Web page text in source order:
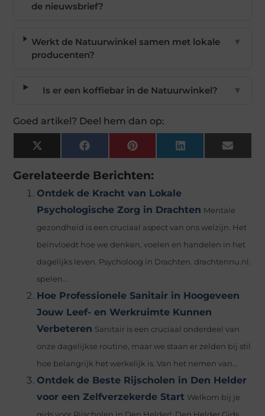
de nieuwsbrief?
Werkt de Natuurwinkel samen met lokale
producenten?
▼
Is er een koffiebar in de Natuurwinkel? ▼
Goed artikel? Deel hem dan op:
X
(Twitter)
FacebookPinterest LinkedIn Email
Gerelateerde Berichten:
Ontdek de Kracht van Lokale
Psychologische Zorg in Drachten Mentale
gezondheid is een cruciaal aspect van ons welzijn. Het
beïnvloedt hoe we denken, voelen en handelen in het
dagelijks leven. Psycholoog in Drachten. drachtennu.nl.
spelen...
Hoe Professionele Sanitair in Hoogeveen
Jouw Leef- en Werkruimte Kunnen
Verbeteren Sanitair is een cruciaal onderdeel van
onze dagelijkse routine, maar we staan er zelden bij stil
hoe belangrijk het werkelijk is. Van het nemen van...
Ontdek de Beste Rijscholen in Den Helder
voor een Zelfverzekerde Start Welkom bij je